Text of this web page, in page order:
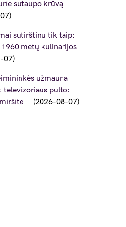
sutaupo krūvą
sutirštinu tik taip:
metų kulinarijos
07
užmauna
televizoriaus pulto:
2026-08-07